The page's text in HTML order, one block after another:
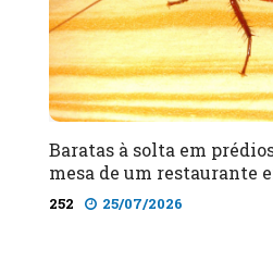
Baratas à solta em
mesa de um restaurante
252 25/07/2026